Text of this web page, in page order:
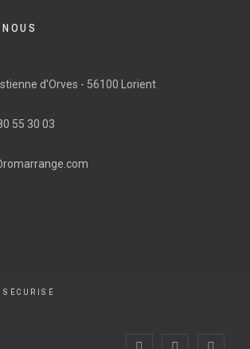
d'Orves - 56100 Lorient
55 30 03